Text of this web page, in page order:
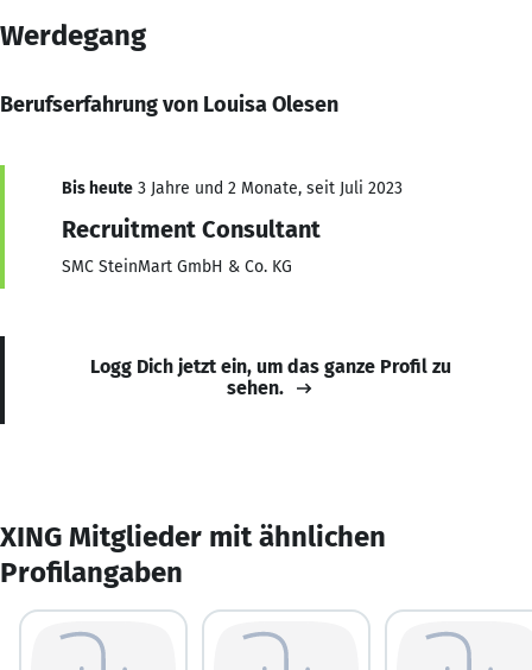
Werdegang
Berufserfahrung von Louisa Olesen
Bis heute 3 Jahre und 2 Monate, seit Juli 2023
Recruitment Consultant
SMC SteinMart GmbH & Co. KG
Logg Dich jetzt ein, um das ganze Profil zu
sehen.
XING Mitglieder mit ähnlichen
Profilangaben